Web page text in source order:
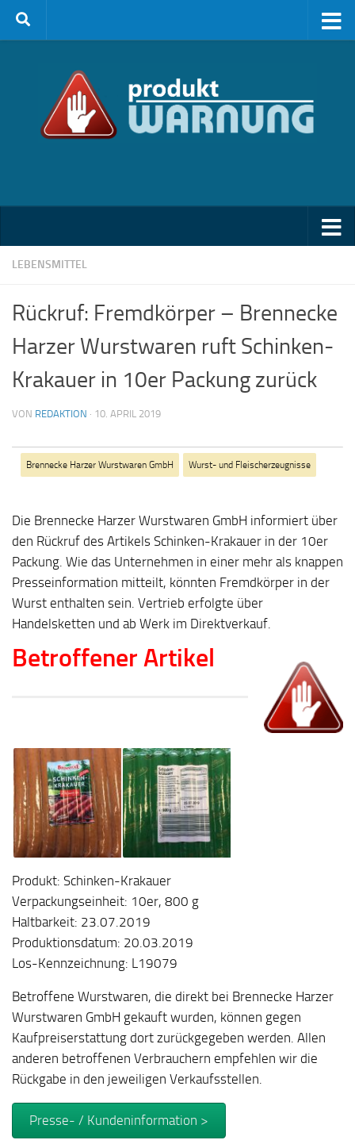
Zum Inhalt springen
LEBENSMITTEL
Rückruf: Fremdkörper – Brennecke
Harzer Wurstwaren ruft Schinken-
Krakauer in 10er Packung zurück
VON REDAKTION · 10. APRIL 2019
Brennecke Harzer Wurstwaren GmbH Wurst- und Fleischerzeugnisse
Die Brennecke Harzer Wurstwaren GmbH informiert über
den Rückruf des Artikels Schinken-Krakauer in der 10er
Packung. Wie das Unternehmen in einer mehr als knappen
Presseinformation mitteilt, könnten Fremdkörper in der
Wurst enthalten sein. Vertrieb erfolgte über
Handelsketten und ab Werk im Direktverkauf.
Betroffener Artikel
Produkt: Schinken-Krakauer
Verpackungseinheit: 10er, 800 g
Haltbarkeit: 23.07.2019
Produktionsdatum: 20.03.2019
Los-Kennzeichnung: L19079
Betroffene Wurstwaren, die direkt bei Brennecke Harzer
Wurstwaren GmbH gekauft wurden, können gegen
Kaufpreiserstattung dort zurückgegeben werden. Allen
anderen betroffenen Verbrauchern empfehlen wir die
Rückgabe in den jeweiligen Verkaufsstellen.
Presse- / Kundeninformation >